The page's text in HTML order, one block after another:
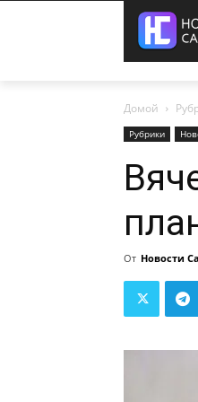
Домой
Рубрики
От Новости